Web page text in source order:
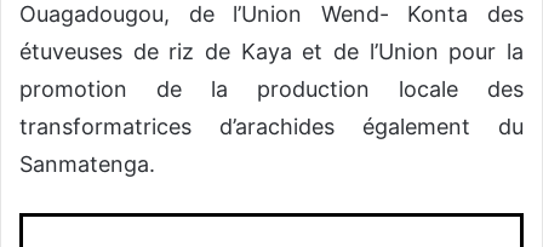
Ouagadougou, de l’Union Wend- Konta des
étuveuses de riz de Kaya et de l’Union pour la
promotion de la production locale des
transformatrices d’arachides également du
Sanmatenga.